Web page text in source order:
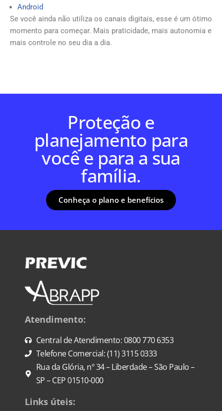
Android
Se você ainda não utiliza os canais digitais, esse é um ótimo
momento para começar. Mais praticidade, mais autonomia e
mais controle no seu dia a dia.
Proteção e
planejamento para
você e para a sua
família.
Conheça o plano e benefícios
Atendimento:
Central de Atendimento: 0800 770 6353
Telefone Comercial: (11) 3115 0333
Rua da Glória, nº 34 – Liberdade – São Paulo –
SP – CEP 01510-000
Links úteis: